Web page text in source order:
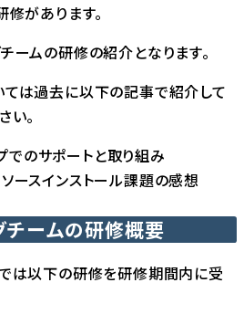
修があります。
ームの研修の紹介となります。
は過去に以下の記事で紹介して
い。
のサポートと取り組み
ースインストール課題の感想
チームの研修概要
は以下の研修を研修期間内に受